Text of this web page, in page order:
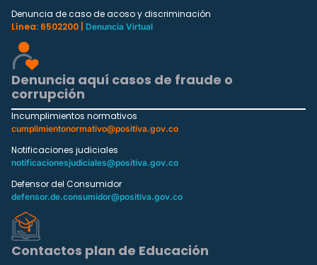
Denuncia de caso de acoso y discriminación
Línea: 6502200 |
Denuncia Virtual
Denuncia aquí casos de fraude o
corrupción
Incumplimientos normativos
cumplimientonormativo@positiva.gov.co
Notificaciones judiciales
notificacionesjudiciales@positiva.gov.co
Defensor del Consumidor
defensor.de.consumidor@positiva.gov.co
Contactos plan de Educación